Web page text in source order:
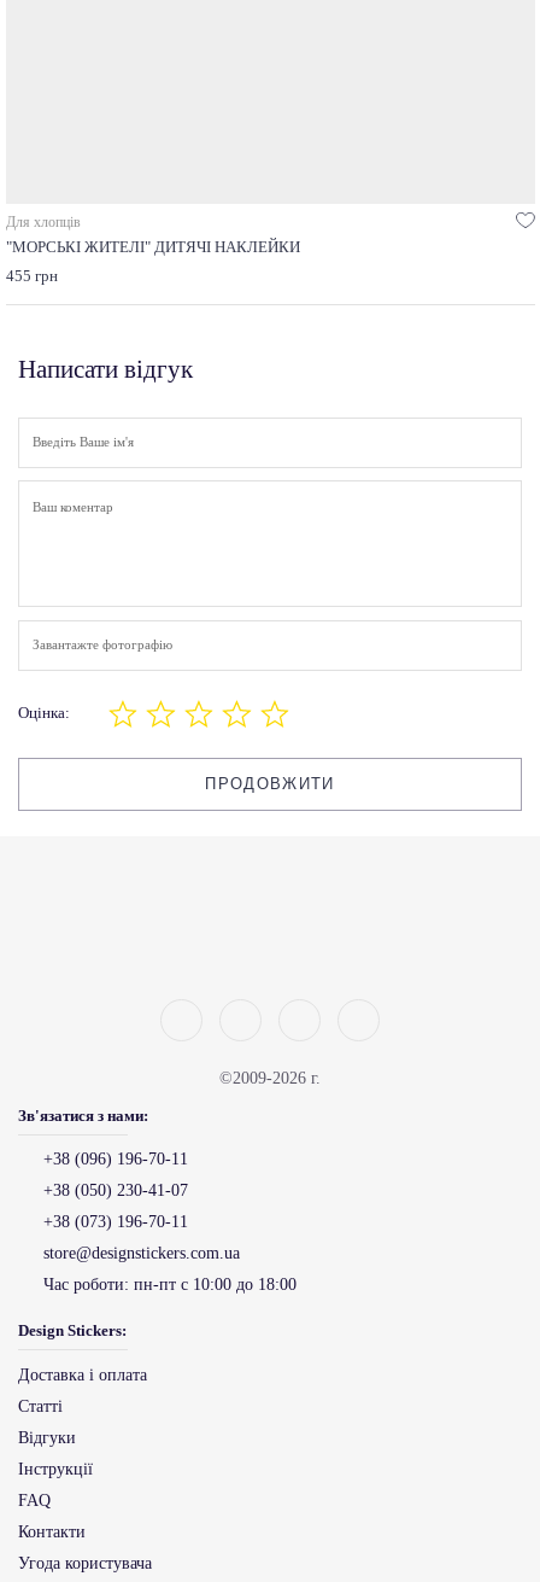
Для хлопців
"МОРСЬКІ ЖИТЕЛІ" ДИТЯЧІ НАКЛЕЙКИ
455 грн
Написати відгук
Завантажте фотографію
Оцінка:
ПРОДОВЖИТИ
©2009-2026 г.
Зв'язатися з нами:
+38 (096) 196-70-11
+38 (050) 230-41-07
+38 (073) 196-70-11
store@designstickers.com.ua
Час роботи: пн-пт с 10:00 до 18:00
Design Stickers:
Доставка і оплата
Статті
Відгуки
Інструкції
FAQ
Контакти
Угода користувача